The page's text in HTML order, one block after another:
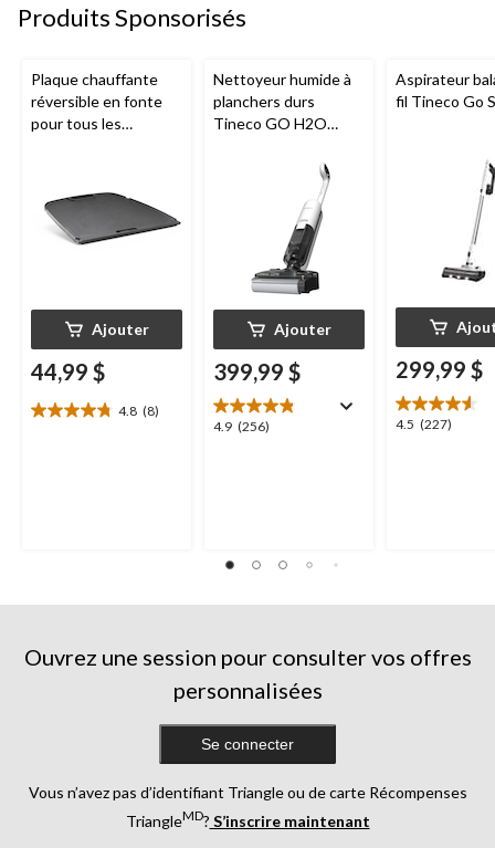
Produits Sponsorisés
Plaque chauffante
réversible en fonte
pour tous les
série Q285
Ajouter
44,99 $
4.8 (8)
4.8
Nettoyeur humide à
planchers durs
Tineco GO H2O
Ajouter
399,99 $
4.9 (256)
4.9
Aspirateur
fil Tineco Go
299,99 $
4.5 (227)
4.5
Ouvrez une session pour consulter vos offres
personnalisées
Se connecter
Vous n’avez pas d’identifiant Triangle ou de carte Récompenses
TriangleMD? S’inscrire maintenant